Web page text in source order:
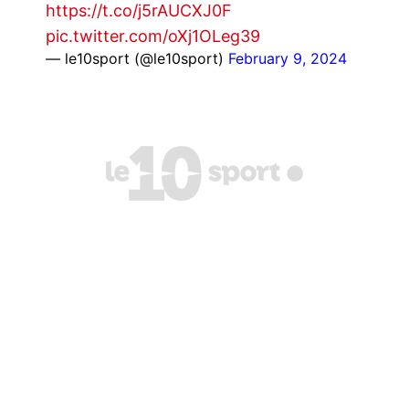
https://t.co/j5rAUCXJ0F
pic.twitter.com/oXj1OLeg39
— le10sport (@le10sport) February 9, 2024